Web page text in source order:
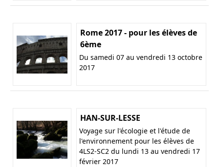
Rome 2017 - pour les élèves de
6ème
Du samedi 07 au vendredi 13 octobre
2017
HAN-SUR-LESSE
Voyage sur l'écologie et l'étude de
l'environnement pour les élèves de
4LS2-SC2 du lundi 13 au vendredi 17
février 2017